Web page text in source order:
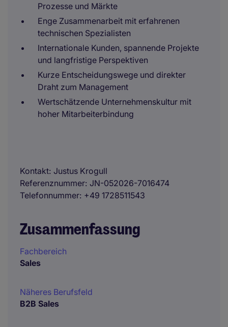
Prozesse und Märkte
Enge Zusammenarbeit mit erfahrenen
technischen Spezialisten
Internationale Kunden, spannende Projekte
und langfristige Perspektiven
Kurze Entscheidungswege und direkter
Draht zum Management
Wertschätzende Unternehmenskultur mit
hoher Mitarbeiterbindung
Kontakt Justus Krogull
Referenznummer JN-052026-7016474
Telefonnummer +49 1728511543
Zusammenfassung
Fachbereich
Sales
Näheres Berufsfeld
B2B Sales